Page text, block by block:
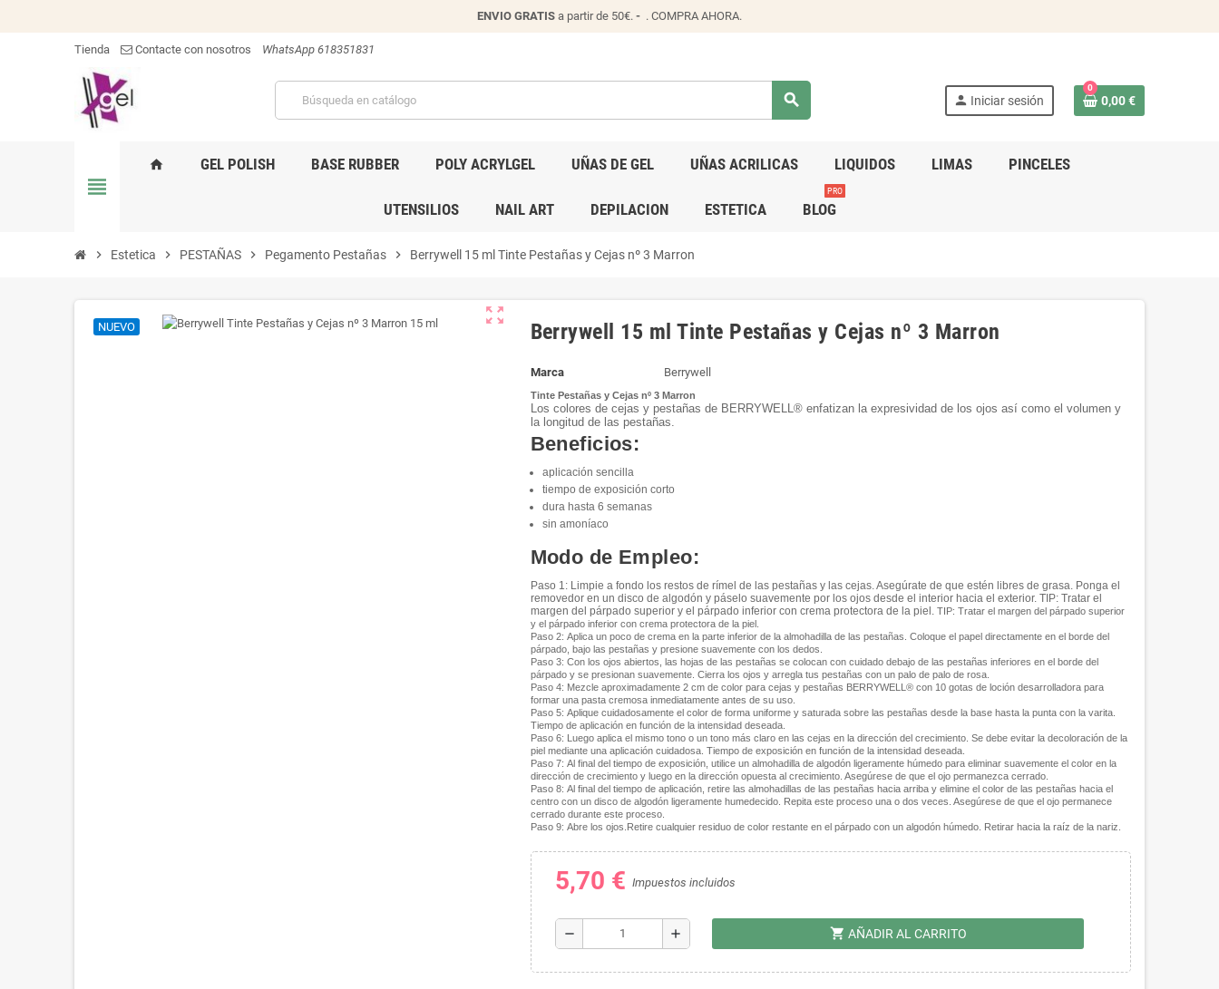
ENVIO GRATIS a partir de 50€. - . COMPRA AHORA.
Tienda Contacte con nosotros WhatsApp 618351831
search person Iniciar sesión
0
0,00 €
view_headline
home GEL POLISH BASE RUBBER POLY ACRYLGEL UÑAS DE GEL UÑAS ACRILICAS LIQUIDOS LIMAS PINCELES
UTENSILIOS NAIL ART DEPILACION ESTETICA BLOG
PRO
chevron_right Estetica chevron_right PESTAÑAS chevron_right Pegamento Pestañas chevron_right Berrywell 15 ml Tinte Pestañas y Cejas nº 3 Marron
zoom_out_map
NUEVO Berrywell 15 ml Tinte Pestañas y Cejas nº 3 Marron
Marca Berrywell
Tinte Pestañas y Cejas nº 3 Marron
Los colores de cejas y pestañas de BERRYWELL® enfatizan la expresividad de los ojos así como el volumen y
la longitud de las pestañas.
Beneficios:
aplicación sencilla
tiempo de exposición corto
dura hasta 6 semanas
sin amoníaco
Modo de Empleo:
Paso 1: Limpie a fondo los restos de rímel de las pestañas y las cejas. Asegúrate de que estén libres de grasa. Ponga el
removedor en un disco de algodón y páselo suavemente por los ojos desde el interior hacia el exterior. TIP: Tratar el
margen del párpado superior y el párpado inferior con crema protectora de la piel. TIP: Tratar el margen del párpado superior
y el párpado inferior con crema protectora de la piel.
Paso 2: Aplica un poco de crema en la parte inferior de la almohadilla de las pestañas. Coloque el papel directamente en el borde del
párpado, bajo las pestañas y presione suavemente con los dedos.
Paso 3: Con los ojos abiertos, las hojas de las pestañas se colocan con cuidado debajo de las pestañas inferiores en el borde del
párpado y se presionan suavemente. Cierra los ojos y arregla tus pestañas con un palo de palo de rosa.
Paso 4: Mezcle aproximadamente 2 cm de color para cejas y pestañas BERRYWELL® con 10 gotas de loción desarrolladora para
formar una pasta cremosa inmediatamente antes de su uso.
Paso 5: Aplique cuidadosamente el color de forma uniforme y saturada sobre las pestañas desde la base hasta la punta con la varita.
Tiempo de aplicación en función de la intensidad deseada.
Paso 6: Luego aplica el mismo tono o un tono más claro en las cejas en la dirección del crecimiento. Se debe evitar la decoloración de la
piel mediante una aplicación cuidadosa. Tiempo de exposición en función de la intensidad deseada.
Paso 7: Al final del tiempo de exposición, utilice un almohadilla de algodón ligeramente húmedo para eliminar suavemente el color en la
dirección de crecimiento y luego en la dirección opuesta al crecimiento. Asegúrese de que el ojo permanezca cerrado.
Paso 8: Al final del tiempo de aplicación, retire las almohadillas de las pestañas hacia arriba y elimine el color de las pestañas hacia el
centro con un disco de algodón ligeramente humedecido. Repita este proceso una o dos veces. Asegúrese de que el ojo permanece
cerrado durante este proceso.
Paso 9: Abre los ojos.Retire cualquier residuo de color restante en el párpado con un algodón húmedo. Retirar hacia la raíz de la nariz.
5,70 € Impuestos incluidos
remove add shopping_cart AÑADIR AL CARRITO